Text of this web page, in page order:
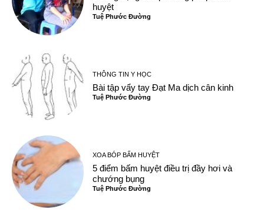
huyệt
Tuệ Phước Đường
THÔNG TIN Y HỌC
Bài tập vẩy tay Đạt Ma dịch cân kinh
Tuệ Phước Đường
XOA BÓP BẤM HUYỆT
5 điểm bấm huyệt điều trị đầy hơi và
chướng bụng
Tuệ Phước Đường